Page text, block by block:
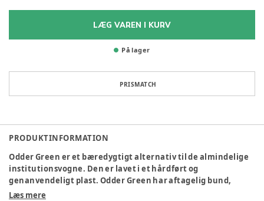
LÆG VAREN I KURV
På lager
PRISMATCH
PRODUKTINFORMATION
Odder Green er et bæredygtigt alternativ til de almindelige
institutionsvogne. Den er lavet i et hårdført og
genanvendeligt plast. Odder Green har aftagelig bund,
således at den kan bruges til enten to sovende eller fire
Læs mere